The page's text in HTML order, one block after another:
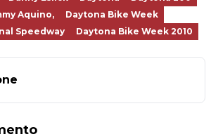
Aquino,
Daytona Bike Week
Speedway
Daytona Bike Week 2010